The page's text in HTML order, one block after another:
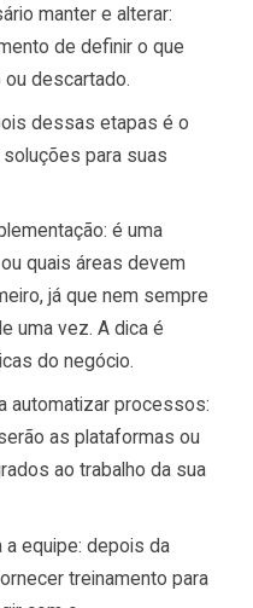
manter e alterar:
de definir o que
descartado.
dessas etapas é o
para suas
é uma
quais áreas devem
já que nem sempre
uma vez. A dica é
do negócio.
automatizar processos:
as plataformas ou
ao trabalho da sua
equipe: depois da
treinamento para